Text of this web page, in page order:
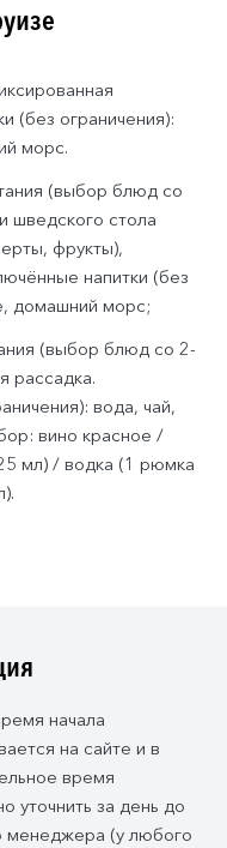
(без ограничения):
морс.
(выбор блюд со
шведского стола
фрукты),
напитки (без
домашний морс;
(выбор блюд со 2-
рассадка.
вода, чай,
вино красное /
мл) / водка (1 рюмка
изменить
начала
на сайте и в
время
уточнить за день до
менеджера (у любого